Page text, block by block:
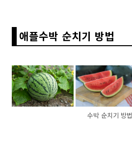
애플수박 순치기 방법
수박 순치기 방법